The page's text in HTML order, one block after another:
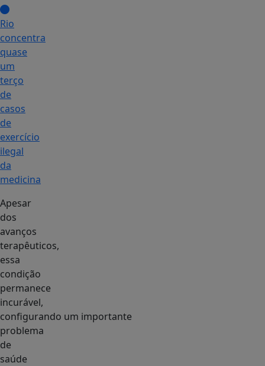
Rio
concentra
quase
um
terço
de
casos
de
exercício
ilegal
da
medicina
Apesar
dos
avanços
terapêuticos,
essa
condição
permanece
incurável,
configurando um importante
problema
de
saúde